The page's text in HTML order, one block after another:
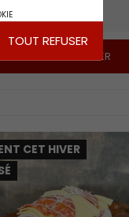
-
+
AJOUTER AU PANIER
CET HIVER
TOUT REFUSER